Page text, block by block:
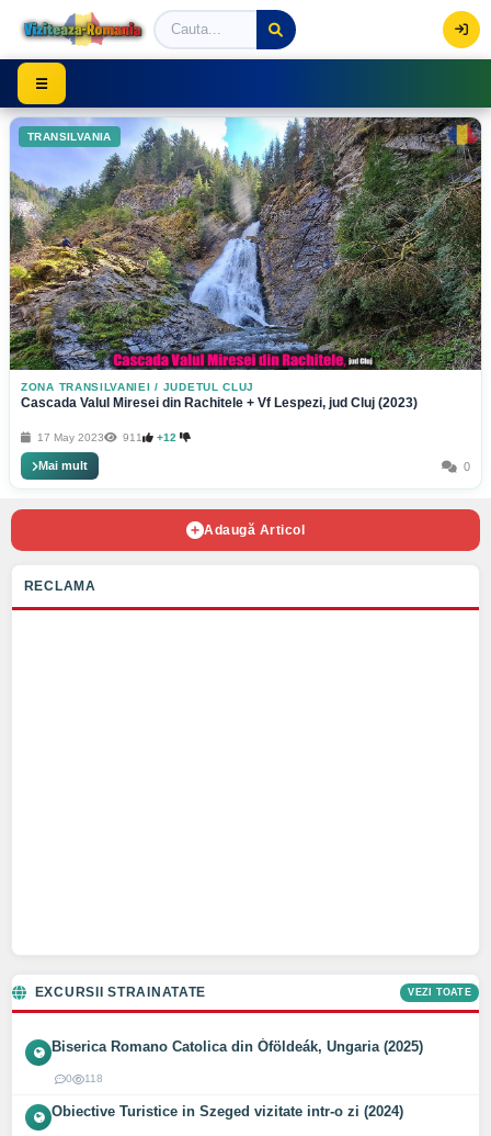
Viziteaza Romania | Obiective Turistice | Trasee
☰
TRANSILVANIA
ZONA TRANSILVANIEI / JUDETUL CLUJ
Cascada Valul Miresei din Rachitele + Vf Lespezi, jud Cluj (2023)
17 May 2023 911 +12
Mai mult 0
Adaugă Articol
RECLAMA
EXCURSII STRAINATATE VEZI TOATE
Biserica Romano Catolica din Óföldeák, Ungaria (2025)
0 118
Obiective Turistice in Szeged vizitate intr-o zi (2024)